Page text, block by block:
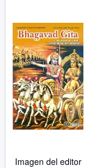
Imagen del editor